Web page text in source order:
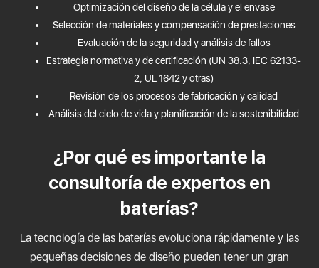
Optimización del diseño de la célula y el envase
Selección de materiales y compensación de prestaciones
Evaluación de la seguridad y análisis de fallos
Estrategia normativa y de certificación (UN 38.3, IEC 62133-
2, UL 1642 y otras)
Revisión de los procesos de fabricación y calidad
Análisis del ciclo de vida y planificación de la sostenibilidad
¿Por qué es importante la
consultoría de expertos en
baterías?
La tecnología de las baterías evoluciona rápidamente y las
pequeñas decisiones de diseño pueden tener un gran